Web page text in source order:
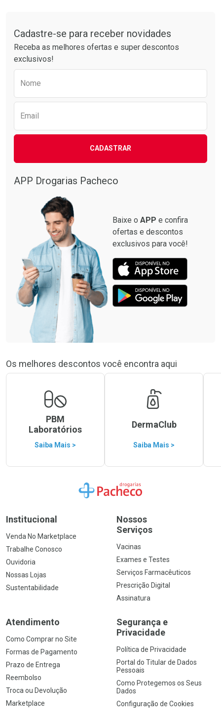
Cadastre-se para receber novidades
Receba as melhores ofertas e super descontos
exclusivos!
Nome
Email
CADASTRAR
APP Drogarias Pacheco
Baixe o APP e confira
ofertas e descontos
exclusivos para você!
Os melhores descontos você encontra aqui
PBM
Laboratórios
Saiba Mais >
DermaClub
Saiba Mais >
Ir para a Home
Institucional
Venda No Marketplace
Trabalhe Conosco
Ouvidoria
Nossas Lojas
Sustentabilidade
Nossos
Serviços
Vacinas
Exames e Testes
Serviços Farmacêuticos
Prescrição Digital
Assinatura
Atendimento
Como Comprar no Site
Formas de Pagamento
Prazo de Entrega
Reembolso
Troca ou Devolução
Marketplace
Segurança e
Privacidade
Política de Privacidade
Portal do Titular de Dados
Pessoais
Como Protegemos os Seus
Dados
Configuração de Cookies